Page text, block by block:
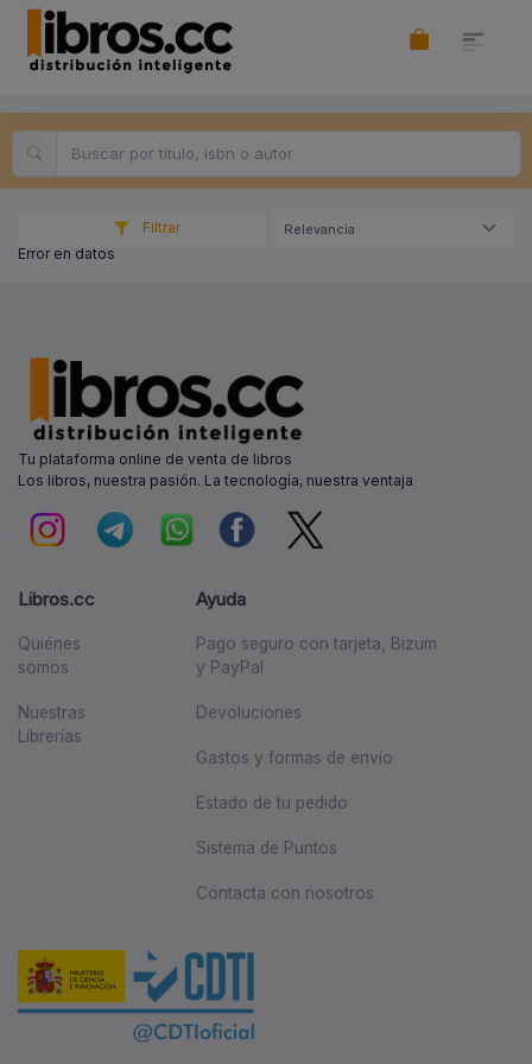
Filtrar Relevancia
Error en datos
Tu plataforma online de venta de libros
Los libros, nuestra pasión. La tecnología, nuestra ventaja
Libros.cc
Quiénes
somos
Nuestras
Librerías
Ayuda
Pago seguro con tarjeta, Bizum
y PayPal
Devoluciones
Gastos y formas de envío
Estado de tu pedido
Sistema de Puntos
Contacta con nosotros